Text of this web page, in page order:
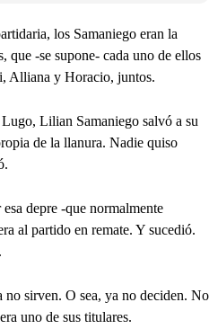
los Samaniego eran la
que -se supone- cada uno de ellos
Alliana y Horacio, juntos.
Lilian Samaniego salvó a su
de la llanura. Nadie quiso
depre -que normalmente
al partido en remate. Y sucedió.
no sirven. O sea, ya no deciden. No
uno de sus titulares.